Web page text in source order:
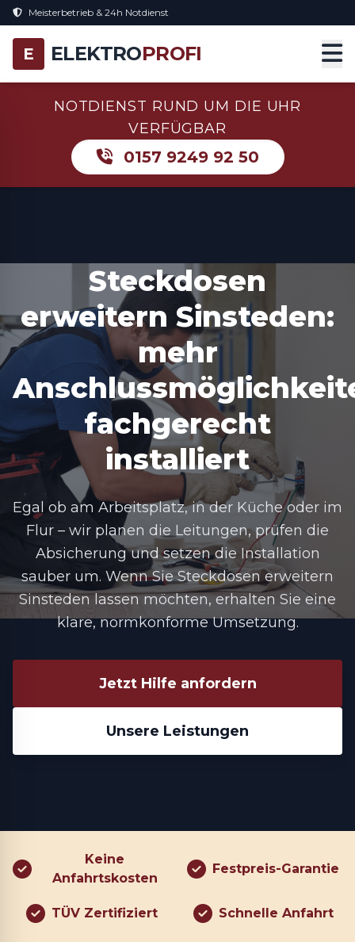
Meisterbetrieb & 24h Notdienst
E ELEKTROPROFI
NOTDIENST RUND UM DIE UHR
VERFÜGBAR
0157 9249 92 50
Steckdosen
erweitern Sinsteden:
mehr
fachgerecht
installiert
Egal ob am Arbeitsplatz, in der Küche oder im
Flur – wir planen die Leitungen, prüfen die
Absicherung und setzen die Installation
sauber um. Wenn Sie Steckdosen erweitern
Sinsteden lassen möchten, erhalten Sie eine
klare, normkonforme Umsetzung.
Jetzt Hilfe anfordern
Unsere Leistungen
Keine
Anfahrtskosten
Festpreis-Garantie
TÜV Zertifiziert Schnelle Anfahrt